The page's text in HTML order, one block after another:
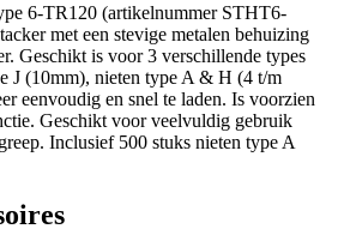
6-TR120 (artikelnummer STHT6-
met een stevige metalen behuizing
Geschikt is voor 3 verschillende types
J (10mm), nieten type A & H (4 t/m
eenvoudig en snel te laden. Is voorzien
Geschikt voor veelvuldig gebruik
Inclusief 500 stuks nieten type A